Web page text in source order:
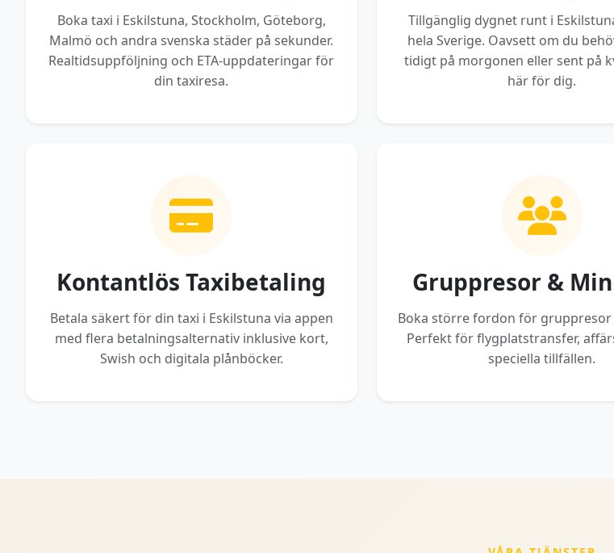
Boka taxi i Eskilstuna, Stockholm, Göteborg,
Malmö och andra svenska städer på sekunder.
Realtidsuppföljning och ETA-uppdateringar för
din taxiresa.
Tillgänglig dygnet runt i
hela Sverige. Oavsett om du
tidigt på morgonen eller sent på
här för dig.
Kontantlös Taxibetaling
Betala säkert för din taxi i Eskilstuna via appen
med flera betalningsalternativ inklusive kort,
Swish och digitala plånböcker.
Gruppresor &
Boka större fordon för gruppresor
Perfekt för flygplatstransfer,
speciella tillfällen.